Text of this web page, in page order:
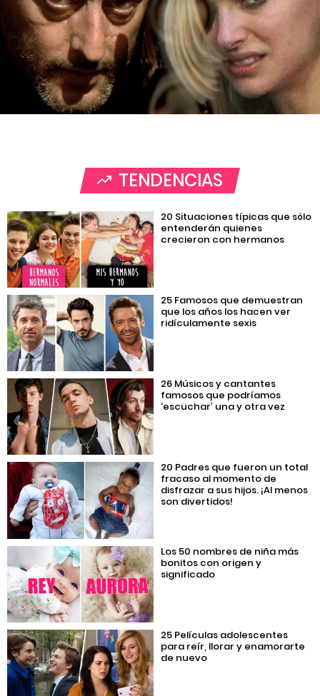
TENDENCIAS
20 Situaciones típicas que sólo
entenderán quienes
crecieron con hermanos
25 Famosos que demuestran
que los años los hacen ver
ridículamente sexis
26 Músicos y cantantes
famosos que podríamos
‘escuchar’ una y otra vez
20 Padres que fueron un total
fracaso al momento de
disfrazar a sus hijos. ¡Al menos
son divertidos!
Los 50 nombres de niña más
bonitos con origen y
significado
25 Películas adolescentes
para reír, llorar y enamorarte
de nuevo